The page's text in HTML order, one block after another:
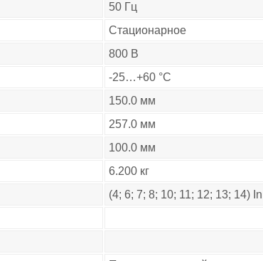
50 Гц
Стационарное
800 В
-25…+60 °C
150.0 мм
257.0 мм
100.0 мм
6.200 кг
(4; 6; 7; 8; 10; 11; 12; 13; 14)